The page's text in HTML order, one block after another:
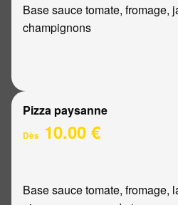
Base sauce tomate, fromage,
champignons
Pizza paysanne
Dès 10.00 €
Base sauce tomate, fromage,